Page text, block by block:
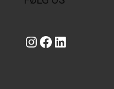
Instagram https://www.facebook.com/danishbeachvolleytour LinkedIn